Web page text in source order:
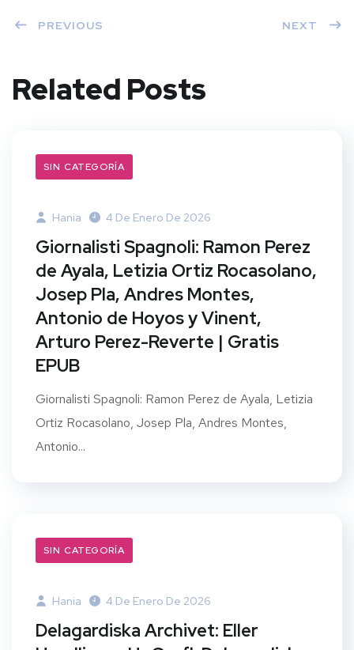
PREVIOUS NEXT
Related Posts
SIN CATEGORÍA
Hania 4 De Enero De 2026
Giornalisti Spagnoli: Ramon Perez
de Ayala, Letizia Ortiz Rocasolano,
Josep Pla, Andres Montes,
Antonio de Hoyos y Vinent,
Arturo Perez-Reverte | Gratis
EPUB
Giornalisti Spagnoli: Ramon Perez de Ayala, Letizia
Ortiz Rocasolano, Josep Pla, Andres Montes,
Antonio...
SIN CATEGORÍA
Hania 4 De Enero De 2026
Delagardiska Archivet: Eller